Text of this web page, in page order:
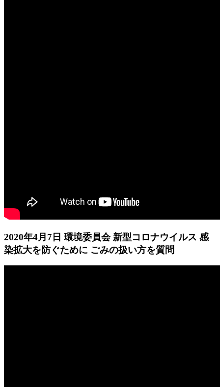
2020年4月7日 環境委員会 新型コロナウイルス 感
染拡大を防ぐために ごみの扱い方を質問